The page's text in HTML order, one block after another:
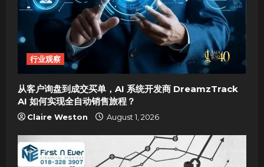
a
t
o
n
行业观察
从客户询盘到成交买单，AI 系统开发商 DreamzTrack
AI 如何实现全自动销售旅程？
Claire Weston August 1, 2026